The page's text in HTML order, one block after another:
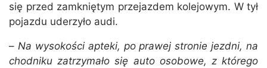
się przed zamkniętym przejazdem kolejowym. W tył
pojazdu uderzyło audi.
– Na wysokości apteki, po prawej stronie jezdni, na
chodniku zatrzymało się auto osobowe, z którego